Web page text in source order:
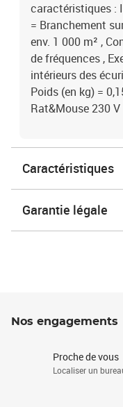
caractéristiques :
= Branchement
env. 1 000 m² ,
de fréquences ,
intérieurs des
Poids (en kg) =
Rat&Mouse 230 V
Caractéristiques
Garantie légale
Nos engagements
Proche de vous
Localiser un